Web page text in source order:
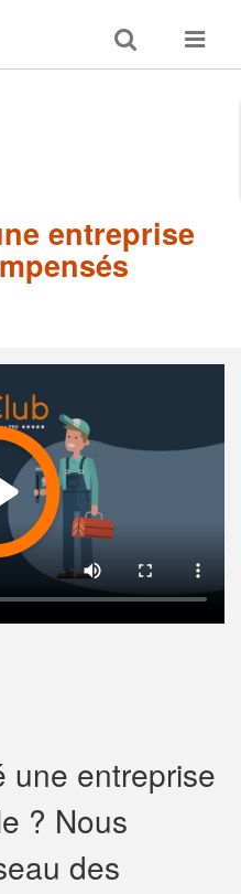
Toggle
search
Toggle
entreprise
une entreprise
? Nous
des